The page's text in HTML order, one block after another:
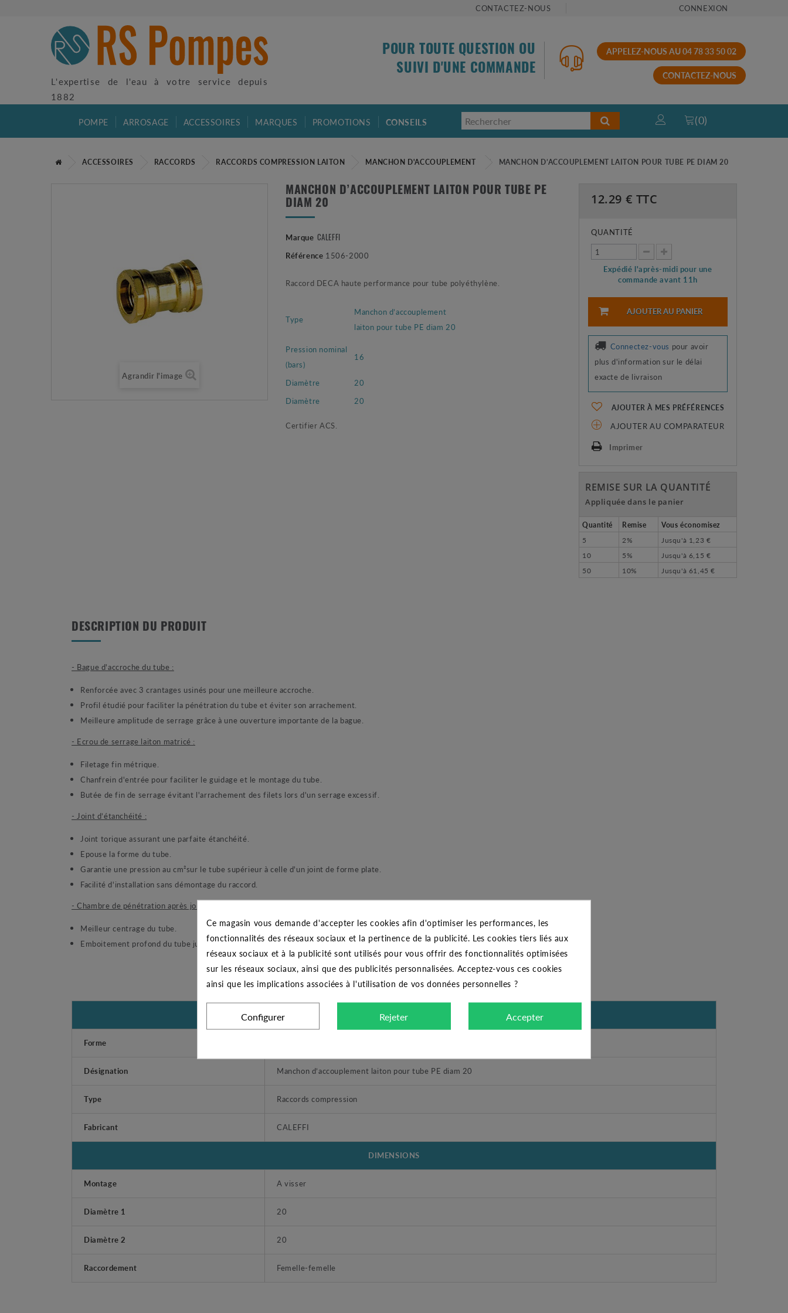
CONTACTEZ-NOUS CONNEXION
L'expertise de l'eau à votre service depuis
1882
POUR TOUTE QUESTION OU
SUIVI D'UNE COMMANDE
APPELEZ-NOUS AU 04 78 33 50 02
CONTACTEZ-NOUS
POMPE ARROSAGE ACCESSOIRES MARQUES PROMOTIONS CONSEILS (0)
ACCESSOIRES RACCORDS RACCORDS COMPRESSION LAITON MANCHON D'ACCOUPLEMENT MANCHON D’ACCOUPLEMENT LAITON POUR TUBE PE DIAM 20
Agrandir l'image
MANCHON D’ACCOUPLEMENT LAITON POUR TUBE PE
DIAM 20
Marque CALEFFI
Référence 1506-2000
Raccord DECA haute performance pour tube polyéthylène.
Type
Manchon d’accouplement
laiton pour tube PE diam 20
Pression nominal
(bars)
16
Diamètre
20
Diamètre
20
Certifier ACS.
12.29 € TTC
QUANTITÉ
Expédié l'après-midi pour une
commande avant 11h
AJOUTER AU PANIER
Connectez-vous pour avoir
plus d'information sur le délai
exacte de livraison
AJOUTER À MES PRÉFÉRENCES
AJOUTER AU COMPARATEUR
Imprimer
REMISE SUR LA QUANTITÉ
Appliquée dans le panier
Quantité Remise
Vous économisez
5
2% Jusqu'à 1,23 €
10
5% Jusqu'à 6,15 €
50
10% Jusqu'à 61,45 €
DESCRIPTION DU PRODUIT
- Bague d'accroche du tube :
Renforcée avec 3 crantages usinés pour une meilleure accroche.
Profil étudié pour faciliter la pénétration du tube et éviter son arrachement.
Meilleure amplitude de serrage grâce à une ouverture importante de la bague.
- Ecrou de serrage laiton matricé :
Filetage fin métrique.
Chanfrein d'entrée pour faciliter le guidage et le montage du tube.
Butée de fin de serrage évitant l'arrachement des filets lors d'un serrage excessif.
- Joint d’étanchéité :
Joint torique assurant une parfaite étanchéité.
Epouse la forme du tube.
Garantie une pression au cm²sur le tube supérieur à celle d'un joint de forme plate.
Facilité d'installation sans démontage du raccord.
- Chambre de pénétration après joint :
Meilleur centrage du tube.
Emboitement profond du tube jusqu'à la butée.
CARACTÉRISTIQUES GÉNÉRALES
Forme
Désignation Manchon d’accouplement laiton pour tube PE diam 20
Type Raccords compression
Fabricant CALEFFI
DIMENSIONS
Montage A visser
Diamètre 1 20
Diamètre 2 20
Raccordement Femelle-femelle
Ce magasin vous demande d'accepter les cookies afin d'optimiser les performances, les
fonctionnalités des réseaux sociaux et la pertinence de la publicité. Les cookies tiers liés aux
réseaux sociaux et à la publicité sont utilisés pour vous offrir des fonctionnalités optimisées
sur les réseaux sociaux, ainsi que des publicités personnalisées. Acceptez-vous ces cookies
ainsi que les implications associées à l'utilisation de vos données personnelles ?
Configurer Rejeter Accepter